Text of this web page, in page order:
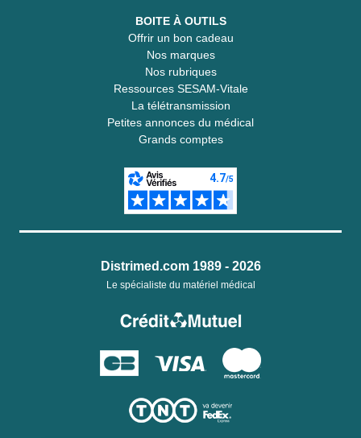
BOITE À OUTILS
Offrir un bon cadeau
Nos marques
Nos rubriques
Ressources SESAM-Vitale
La télétransmission
Petites annonces du médical
Grands comptes
Distrimed.com 1989 - 2026
Le spécialiste du matériel médical